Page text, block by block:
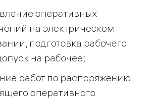
оперативных
на электрическом
подготовка рабочего
на рабочее;
работ по распоряжению
оперативного